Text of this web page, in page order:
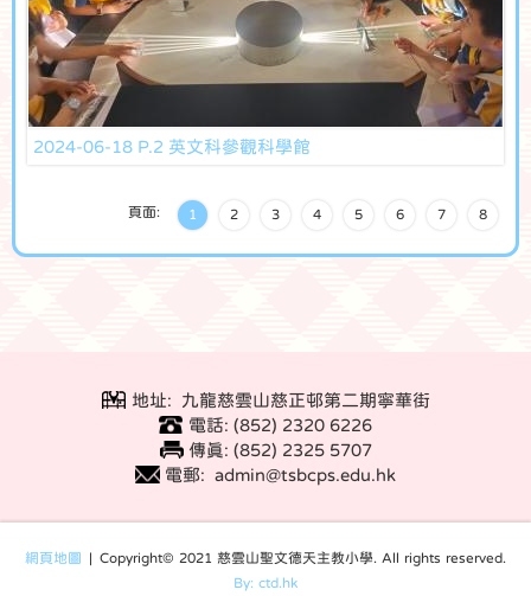
2024-06-18 P.2 英文科參觀科學館
頁面: 1 2 3 4 5 6 7 8
地址: 九龍慈雲山慈正邨第二期寧華街
電話: (852) 2320 6226
傳真: (852) 2325 5707
電郵: admin@tsbcps.edu.hk
網頁地圖 | Copyright© 2021 慈雲山聖文德天主教小學. All rights reserved.
By: ctd.hk